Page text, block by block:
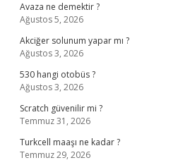
Avaza ne demektir ?
Ağustos 5, 2026
Akciğer solunum yapar mı ?
Ağustos 3, 2026
530 hangi otobüs ?
Ağustos 3, 2026
Scratch güvenilir mi ?
Temmuz 31, 2026
Turkcell maaşı ne kadar ?
Temmuz 29, 2026